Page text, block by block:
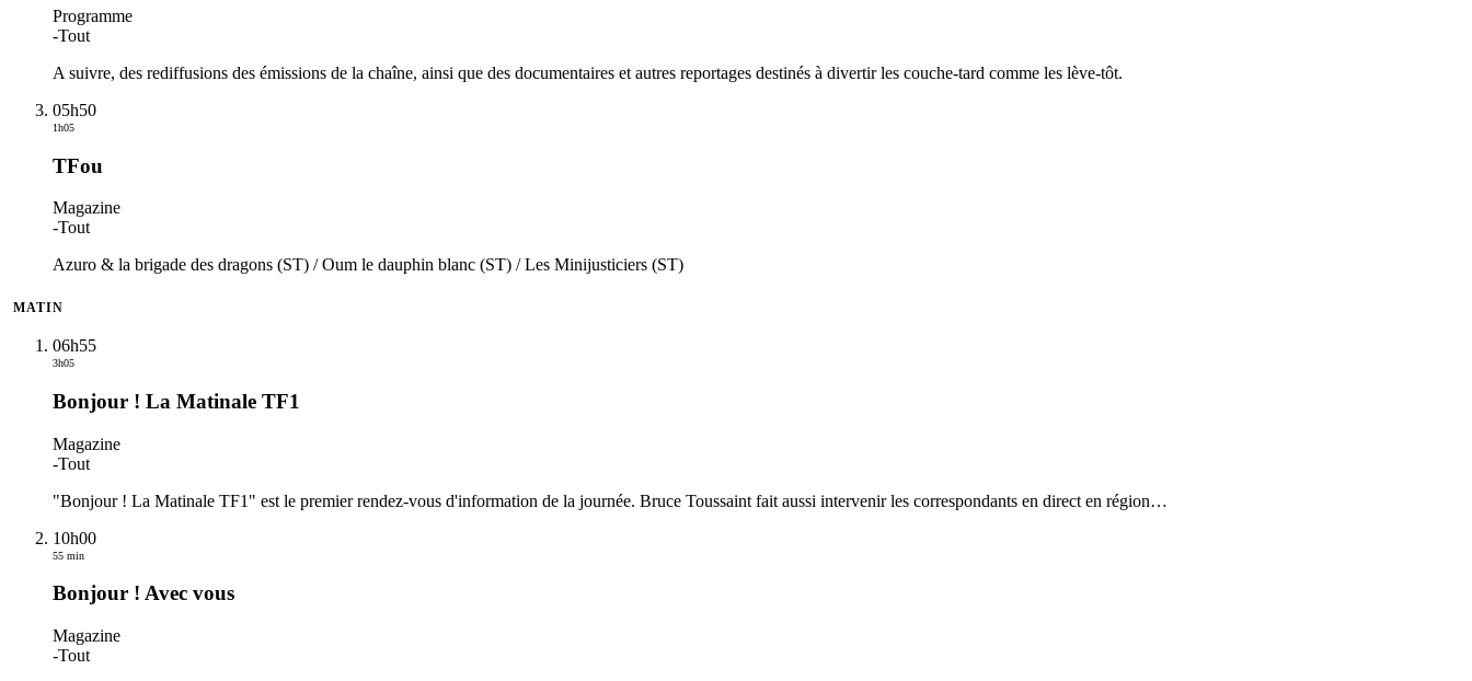
Programme
-Tout
A suivre, des rediffusions des émissions de la chaîne, ainsi que des documentaires et autres reportages destinés à divertir les couche-tard comme les lève-tôt.
05h50
1h05
TFou
Magazine
-Tout
Azuro & la brigade des dragons (ST) / Oum le dauphin blanc (ST) / Les Minijusticiers (ST)
MATIN
06h55
3h05
Bonjour ! La Matinale TF1
Magazine
-Tout
"Bonjour ! La Matinale TF1" est le premier rendez-vous d'information de la journée. Bruce Toussaint fait aussi intervenir les correspondants en direct en région…
10h00
55 min
Bonjour ! Avec vous
Magazine
-Tout